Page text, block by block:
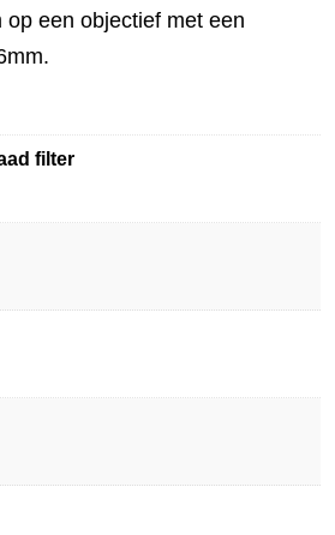
een objectief met een
filter